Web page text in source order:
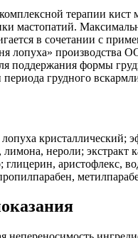
терапии кист
мастопатий.
в сочетании с
лопуха»
поддержания формы
грудного
кристаллический;
лимона, нероли; экстракт
глицерин, аристофлекс,